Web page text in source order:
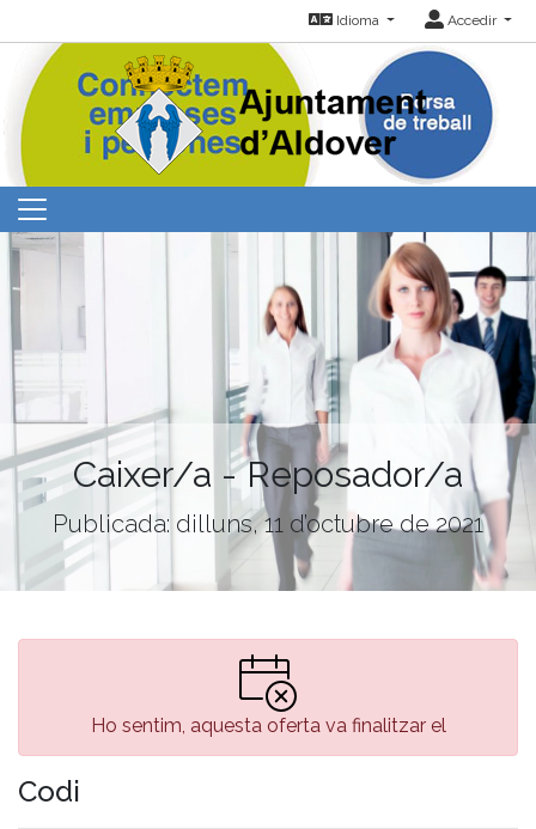
Idioma Accedir
Caixer/a - Reposador/a
Publicada: dilluns, 11 d’octubre de 2021
Ho sentim, aquesta oferta va finalitzar el
Codi